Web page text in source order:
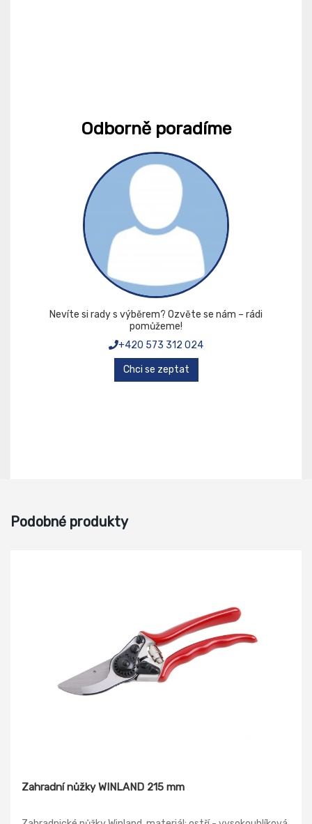
Odborně poradíme
Nevíte si rady s výběrem? Ozvěte se nám – rádi
pomůžeme!
+420 573 312 024
Chci se zeptat
Podobné produkty
Zahradní nůžky WINLAND 215 mm